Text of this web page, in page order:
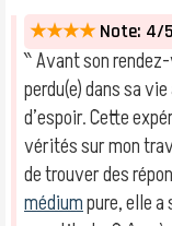
★★★★ Note: 4/5
‶ Avant son
perdu(e) dans sa
d’espoir. Cette
vérités sur mon
de trouver des
médiumpure, elle a